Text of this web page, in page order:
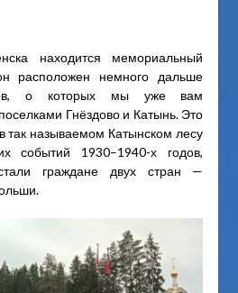
находится мемориальный
расположен немного дальше
о которых мы уже вам
Гнёздово и Катынь. Это
так называемом Катынском лесу
событий 1930–1940-х годов,
граждане двух стран —